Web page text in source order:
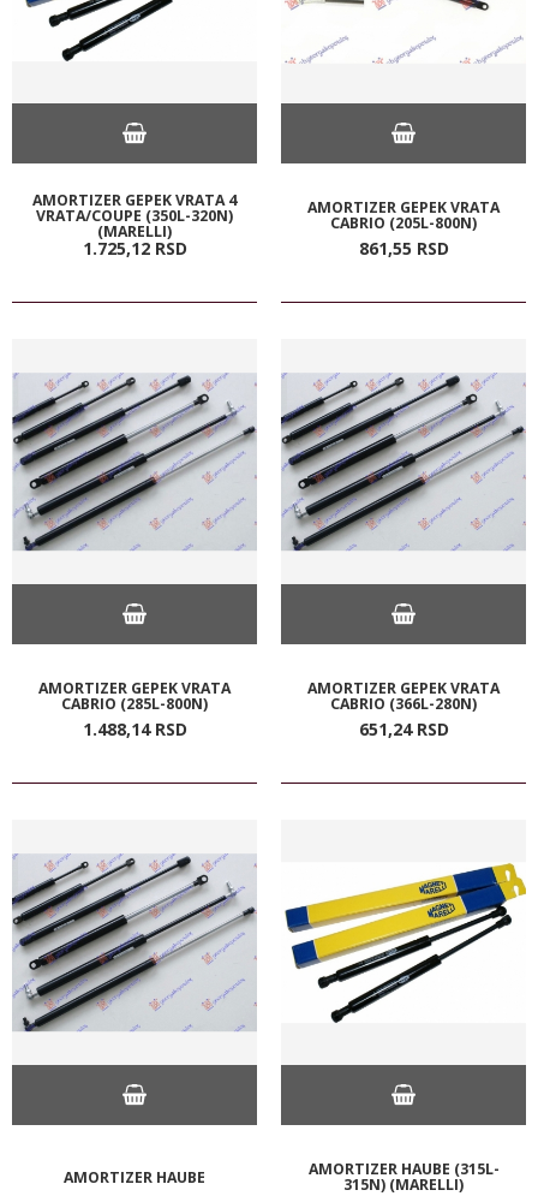
AMORTIZER GEPEK VRATA 4
VRATA/COUPE (350L-320N)
(MARELLI)
1.725,12 RSD
AMORTIZER GEPEK VRATA
CABRIO (205L-800N)
861,55 RSD
AMORTIZER GEPEK VRATA
CABRIO (285L-800N)
1.488,14 RSD
AMORTIZER GEPEK VRATA
CABRIO (366L-280N)
651,24 RSD
AMORTIZER HAUBE AMORTIZER HAUBE (315L-
315N) (MARELLI)